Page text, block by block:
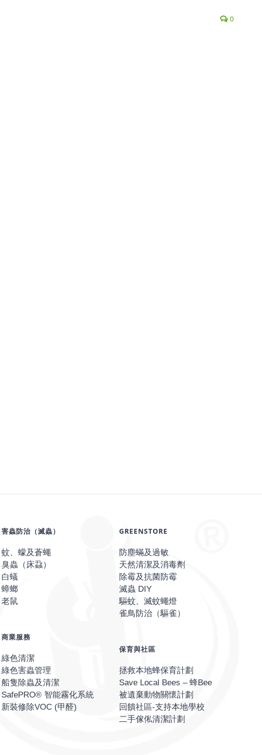
0
害蟲防治（滅蟲）
蚊、蠓及蒼蠅
臭蟲（床蝨）
白蟻
蟑螂
老鼠
商業服務
綠色清潔
綠色害蟲管理
船隻除蟲及清潔
SafePRO® 智能霧化系統
新裝修除VOC (甲醛)
GREENSTORE
防塵蟎及過敏
天然清潔及消毒劑
除霉及抗菌防霉
滅蟲 DIY
驅蚊、滅蚊蠅燈
雀鳥防治（驅雀）
保育與社區
拯救本地蜂保育計劃
Save Local Bees – 蜂Bee
被遺棄動物關懷計劃
回饋社區-支持本地學校
二手傢俬清潔計劃